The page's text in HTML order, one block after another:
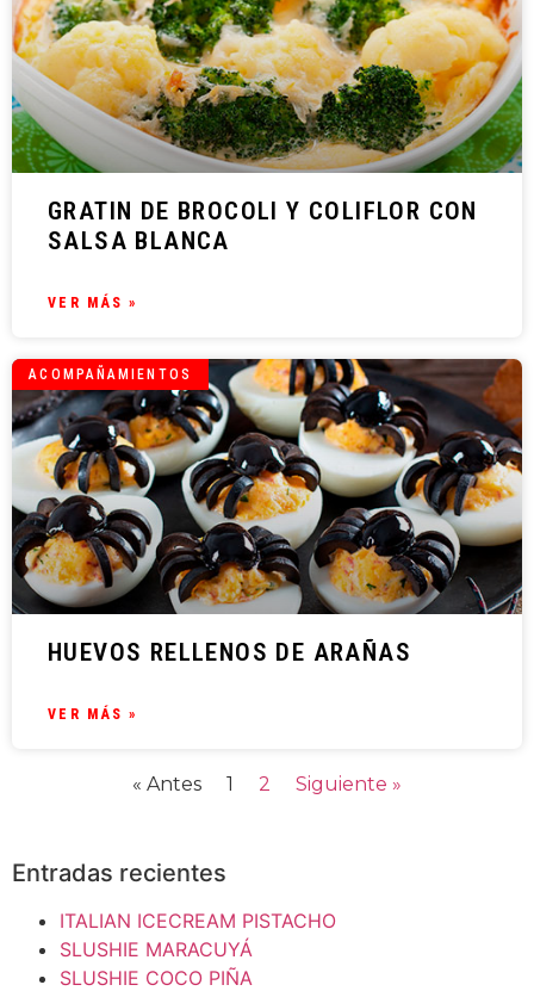
GRATIN DE BROCOLI Y COLIFLOR CON
SALSA BLANCA
VER MÁS »
ACOMPAÑAMIENTOS
HUEVOS RELLENOS DE ARAÑAS
VER MÁS »
« Antes 1 2 Siguiente »
Entradas recientes
ITALIAN ICECREAM PISTACHO
SLUSHIE MARACUYÁ
SLUSHIE COCO PIÑA